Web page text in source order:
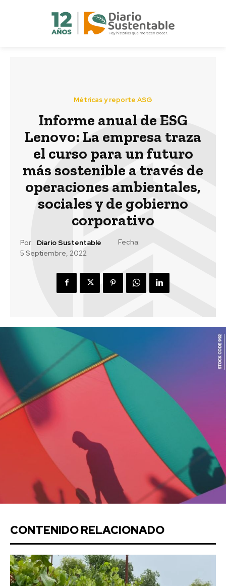
Métricas y reporte ASG
Informe anual de ESG
Lenovo: La empresa traza
el curso para un futuro
más sostenible a través de
operaciones ambientales,
sociales y de gobierno
corporativo
Por: Diario Sustentable
Fecha:
5 Septiembre, 2022
CONTENIDO RELACIONADO